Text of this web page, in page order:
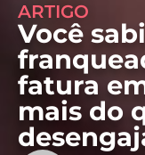
ARTIGO
Você
fatura
mais do